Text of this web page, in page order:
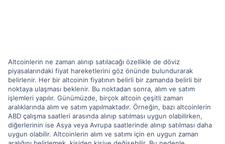
Altcoinlerin ne zaman alınıp satılacağı özellikle de döviz
piyasalarındaki fiyat hareketlerini göz önünde bulundurarak
belirlenir. Her bir altcoinin fiyatının belirli bir zamanda belirli bir
noktaya ulaşması beklenir. Bu noktadan sonra, alım ve satım
işlemleri yapılır. Günümüzde, birçok altcoin çeşitli zaman
aralıklarında alım ve satım yapılmaktadır. Örneğin, bazı altcoinlerin
ABD çalışma saatleri arasında alınıp satılması uygun olabilirken,
diğerlerinin ise Asya veya Avrupa saatlerinde alınıp satılması daha
uygun olabilir. Altcoinlerin alım ve satımı için en uygun zaman